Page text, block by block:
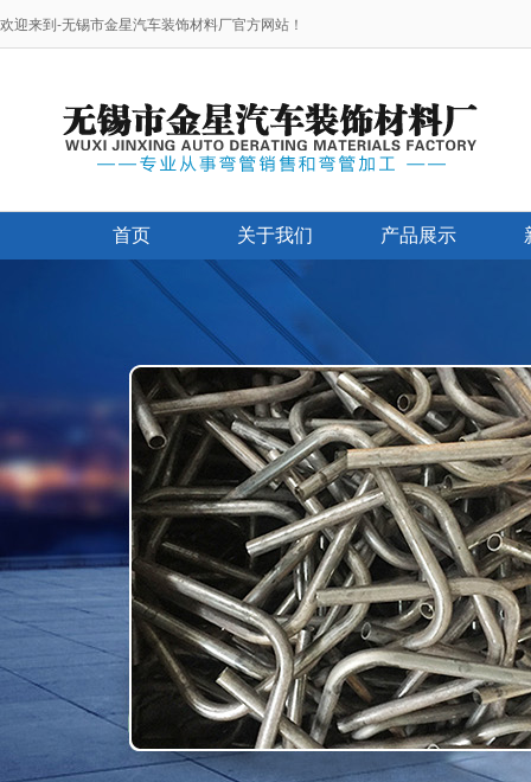
欢迎来到-无锡市金星汽车装饰材料厂官方网站！
首页 关于我们 产品展示